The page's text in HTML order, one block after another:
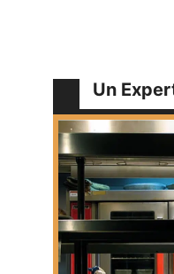
Un